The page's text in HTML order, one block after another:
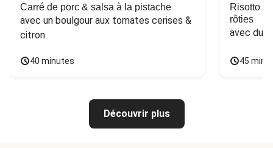
Carré de porc & salsa à la pistache
avec un boulgour aux tomates cerises &
citron
40 minutes
Risotto
rôties
avec du
45
Découvrir plus